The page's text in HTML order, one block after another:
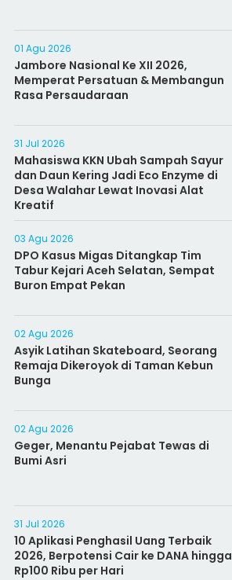
01 Agu 2026
Jambore Nasional Ke XII 2026,
Memperat Persatuan & Membangun
Rasa Persaudaraan
31 Jul 2026
Mahasiswa KKN Ubah Sampah Sayur
dan Daun Kering Jadi Eco Enzyme di
Desa Walahar Lewat Inovasi Alat
Kreatif
03 Agu 2026
DPO Kasus Migas Ditangkap Tim
Tabur Kejari Aceh Selatan, Sempat
Buron Empat Pekan
02 Agu 2026
Asyik Latihan Skateboard, Seorang
Remaja Dikeroyok di Taman Kebun
Bunga
02 Agu 2026
Geger, Menantu Pejabat Tewas di
Bumi Asri
31 Jul 2026
10 Aplikasi Penghasil Uang Terbaik
2026, Berpotensi Cair ke DANA hingga
Rp100 Ribu per Hari